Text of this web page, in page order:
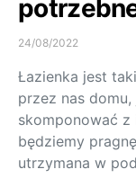
24/08/2022
Łazienka jest
przez nas
skomponować z
będziemy
utrzymana w